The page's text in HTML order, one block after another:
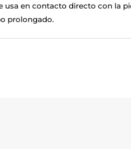
usa en contacto directo con la
prolongado.